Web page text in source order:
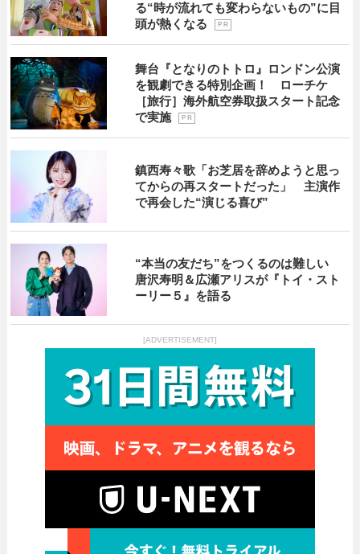
る“時が流れても変わらないもの”に目
頭が熱くなる
P R
舞台『となりのトトロ』ロンドン公演
を観劇できる特別企画！ ローチケ
［旅行］海外航空券取扱スタート記念
で実施
P R
鎮西寿々歌「お芝居を辞めようと思っ
てからの再スタートだった」 主演作
で再会した“演じる喜び”
“本当の友だち”をつくるのは難しい
唐沢寿明＆広瀬アリスが『トイ・スト
ーリー５』を語る
[ADVERTISEMENT]